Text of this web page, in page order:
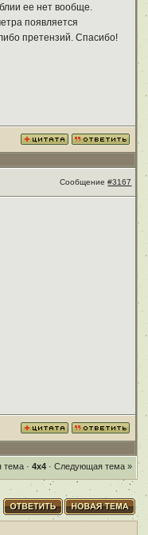
ее нет вообще.
появляется
претензий. Спасибо!
Сообщение#3167
тема· 4x4· Следующая тема »